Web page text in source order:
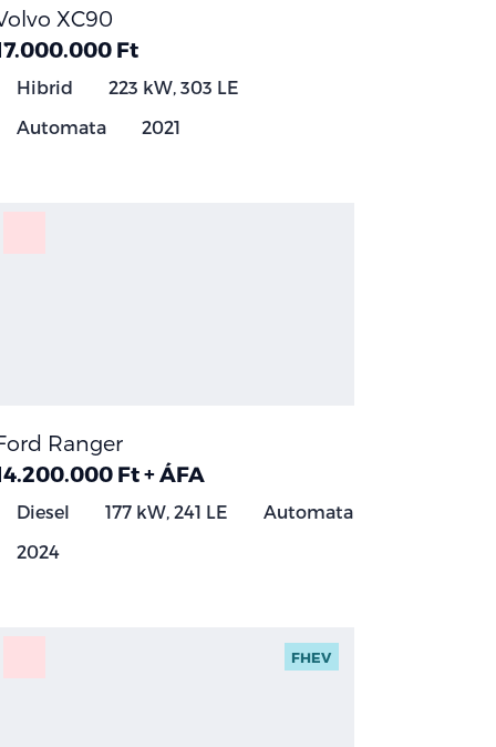
XC90
Ft
Hibrid
223 kW, 303 LE
Automata
2021
Ranger
Ft + ÁFA
Diesel 177 kW, 241 LE
Automata
2024
FHEV